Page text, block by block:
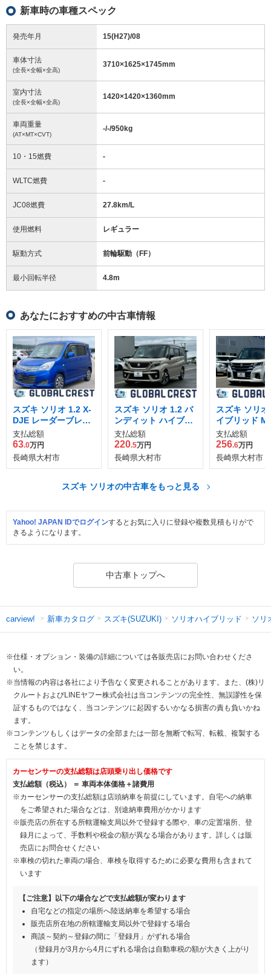
新車時の車種スペック
発売年月 15(H27)/08
車体寸法
(全長×全幅×全高)
3710×1625×1745mm
室内寸法
(全長×全幅×全高)
1420×1420×1360mm
車両重量
(AT×MT×CVT)
-/-/950kg
10・15燃費 -
WLTC燃費 -
JC08燃費 27.8km/L
使用燃料 レギュラー
駆動方式 前輪駆動（FF）
最小回転半径 4.8m
あなたにおすすめの中古車情報
スズキ ソリオ 1.2 X-
DJE レーダーブレー
キサポートII装着車
支払総額
63.0万円
長崎県大村市
スズキ ソリオ 1.2 バ
ンディット ハイブリ
ッド MV
支払総額
220.5万円
長崎県大村市
スズキ ソリ
イブリッド
支払総額
256.6万円
長崎県大村市
スズキ ソリオの中古車をもっと見る
Yahoo! JAPAN IDでログインするとお気に入りに登録や複数見積もりがで
きるようになります。
中古車トップへ
carview! 新車カタログ スズキ(SUZUKI) ソリオハイブリッド ソリ
※仕様・オプション・装備の詳細については各販売店にお問い合わせくださ
い。
※当情報の内容は各社により予告なく変更されることがあります。また、(株)リ
クルートおよびLINEヤフー株式会社は当コンテンツの完全性、無誤謬性を保
証するものではなく、当コンテンツに起因するいかなる損害の責も負いかね
ます。
※コンテンツもしくはデータの全部または一部を無断で転写、転載、複製する
ことを禁じます。
カーセンサーの支払総額は店頭乗り出し価格です
支払総額（税込） ＝ 車両本体価格＋諸費用
※カーセンサーの支払総額は店頭納車を前提にしています。自宅への納車
をご希望された場合などは、別途納車費用がかかります
※販売店の所在する所轄運輸支局以外で登録する際や、車の定置場所、登
録月によって、手数料や税金の額が異なる場合があります。詳しくは販
売店にお問合せください
※車検の切れた車両の場合、車検を取得するために必要な費用も含まれて
います
【ご注意】以下の場合などで支払総額が変わります
自宅などの指定の場所へ陸送納車を希望する場合
販売店所在地の所轄運輸支局以外で登録する場合
商談～契約～登録の間に「登録月」がずれる場合
（登録月が3月から4月にずれる場合は自動車税の額が大きく上がり
ます）